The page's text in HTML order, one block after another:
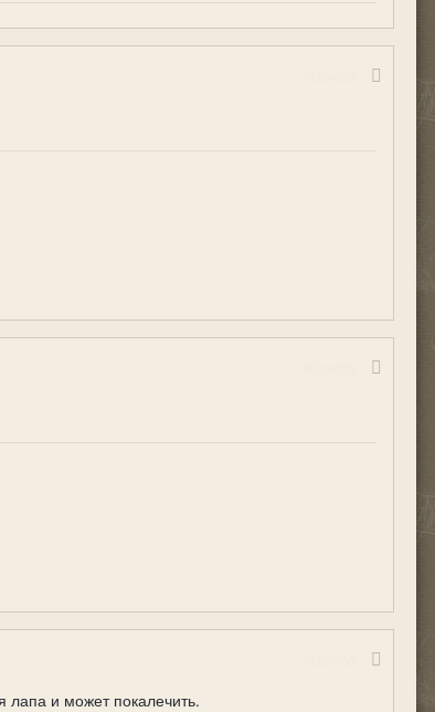
лапа и может покалечить.